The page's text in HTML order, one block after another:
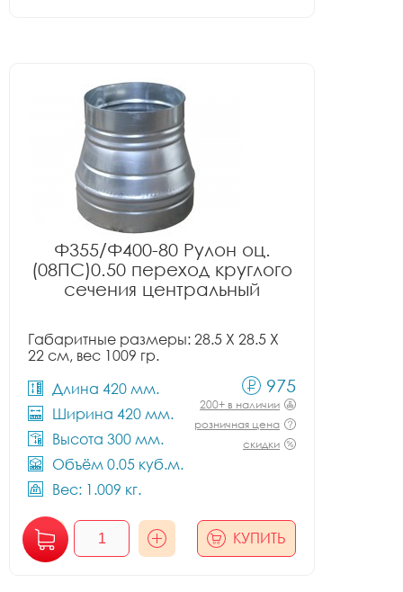
Ф355/Ф400-80 Рулон оц.
(08ПС)0.50 переход круглого
сечения центральный
Габаритные размеры: 28.5 X 28.5 X
22 см, вес 1009 гр.
Длина 420 мм.
Ширина 420 мм.
Высота 300 мм.
Объём 0.05 куб.м.
Вес: 1.009 кг.
975
200+ в наличии
розничная цена
скидки
КУПИТЬ